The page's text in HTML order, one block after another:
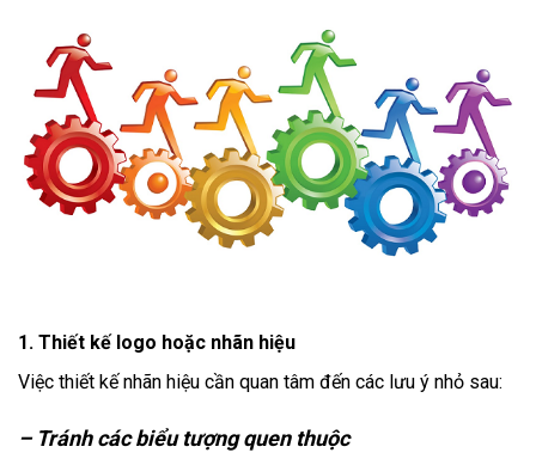
1. Thiết kế logo hoặc nhãn hiệu
Việc thiết kế nhãn hiệu cần quan tâm đến các lưu ý nhỏ sau:
– Tránh các biểu tượng quen thuộc